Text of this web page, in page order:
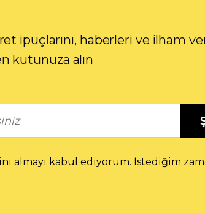
ipuçlarını, haberleri ve ilham
kutunuza alın
almayı kabul ediyorum. İstediğim